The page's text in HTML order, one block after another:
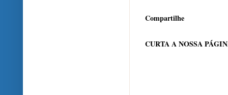
Compartilhe
CURTA A NOSSA